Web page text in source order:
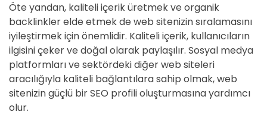
Öte yandan, kaliteli içerik üretmek ve organik
backlinkler elde etmek de web sitenizin sıralamasını
iyileştirmek için önemlidir. Kaliteli içerik, kullanıcıların
ilgisini çeker ve doğal olarak paylaşılır. Sosyal medya
platformları ve sektördeki diğer web siteleri
aracılığıyla kaliteli bağlantılara sahip olmak, web
sitenizin güçlü bir SEO profili oluşturmasına yardımcı
olur.